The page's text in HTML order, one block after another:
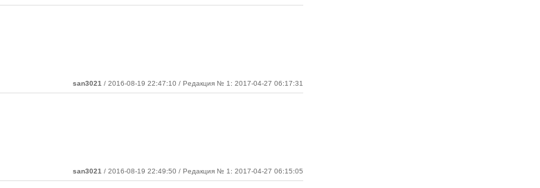
san3021 / 2016-08-19 22:47:10 / Редакция № 1: 2017-04-27 06:17:31
san3021 / 2016-08-19 22:49:50 / Редакция № 1: 2017-04-27 06:15:05